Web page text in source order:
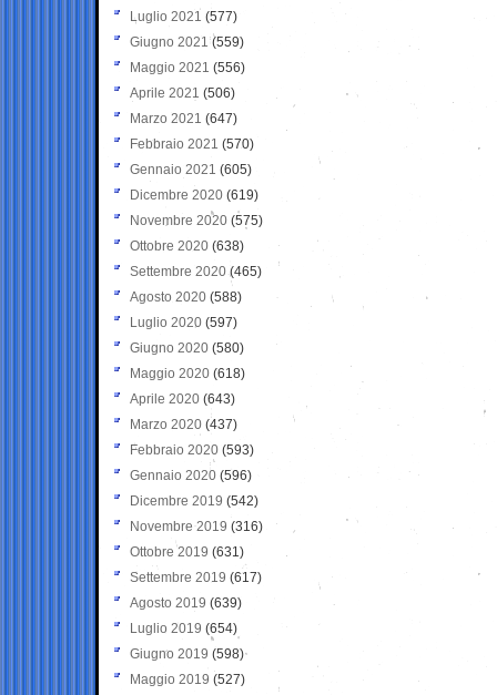
Luglio 2021 (577)
Giugno 2021(559)
Maggio 2021 (556)
Aprile 2021 (506)
Marzo 2021 (647)
Febbraio 2021 (570)
Gennaio 2021 (605)
Dicembre 2020 (619)
Novembre 2020 (575)
Ottobre 2020 (638)
Settembre 2020(465)
Agosto 2020 (588)
Luglio 2020 (597)
Giugno 2020 (580)
Maggio 2020 (618)
Aprile 2020 (643)
Marzo 2020 (437)
Febbraio 2020 (593)
Gennaio 2020 (596)
Dicembre 2019 (542)
Novembre 2019 (316)
Ottobre 2019 (631)
Settembre 2019 (617)
Agosto 2019 (639)
Luglio 2019 (654)
Giugno 2019 (598)
Maggio 2019 (527)